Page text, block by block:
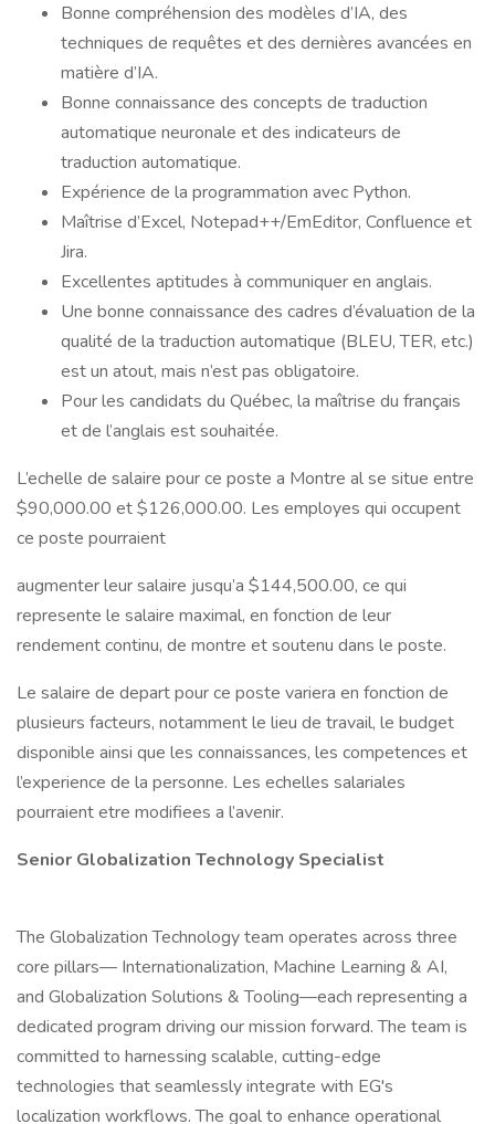
Bonne compréhension des modèles d’IA, des
techniques de requêtes et des dernières avancées en
matière d’IA.
Bonne connaissance des concepts de traduction
automatique neuronale et des indicateurs de
traduction automatique.
Expérience de la programmation avec Python.
Maîtrise d’Excel, Notepad++/EmEditor, Confluence et
Jira.
Excellentes aptitudes à communiquer en anglais.
Une bonne connaissance des cadres d’évaluation de la
qualité de la traduction automatique (BLEU, TER, etc.)
est un atout, mais n’est pas obligatoire.
Pour les candidats du Québec, la maîtrise du français
et de l’anglais est souhaitée.
L’echelle de salaire pour ce poste a Montre al se situe entre
$90,000.00 et $126,000.00. Les employes qui occupent
ce poste pourraient
augmenter leur salaire jusqu’a $144,500.00, ce qui
represente le salaire maximal, en fonction de leur
rendement continu, de montre et soutenu dans le poste.
Le salaire de depart pour ce poste variera en fonction de
plusieurs facteurs, notamment le lieu de travail, le budget
disponible ainsi que les connaissances, les competences et
l’experience de la personne. Les echelles salariales
pourraient etre modifiees a l’avenir.
Senior Globalization Technology Specialist
The Globalization Technology team operates across three
core pillars— Internationalization, Machine Learning & AI,
and Globalization Solutions & Tooling—each representing a
dedicated program driving our mission forward. The team is
committed to harnessing scalable, cutting-edge
technologies that seamlessly integrate with EG's
localization workflows. The goal to enhance operational